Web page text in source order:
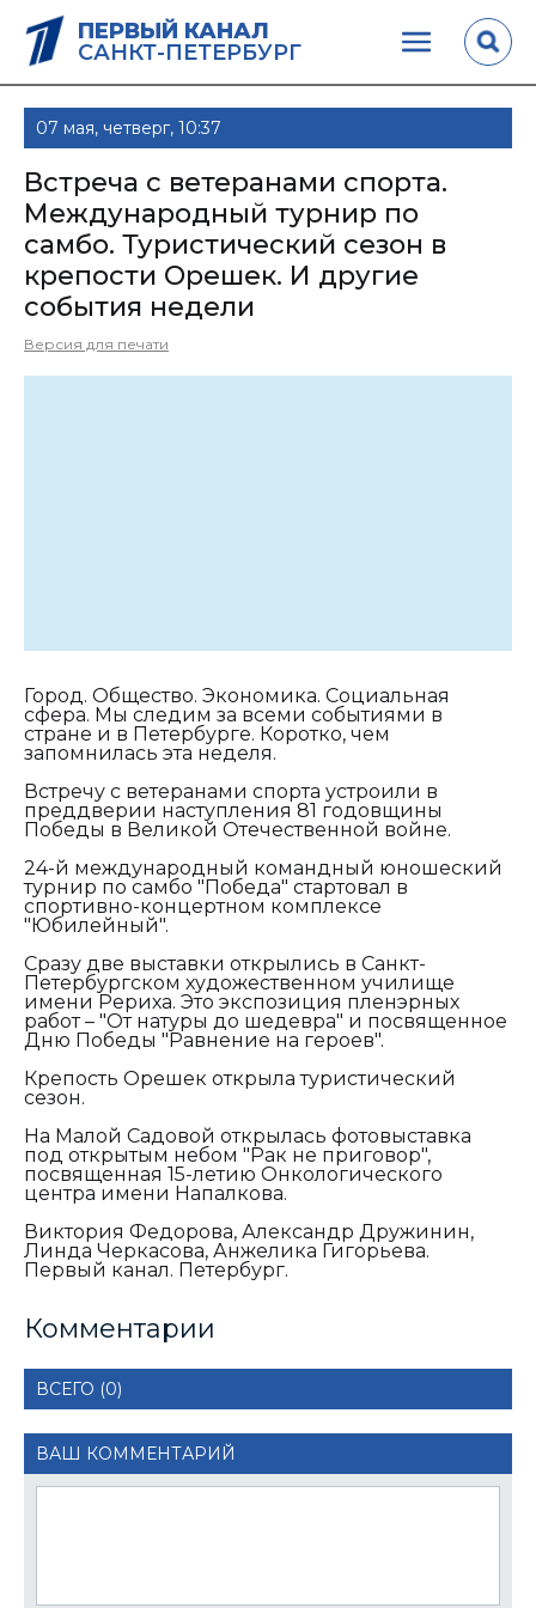
ПЕРВЫЙ КАНАЛ
САНКТ-ПЕТЕРБУРГ
07 мая, четверг, 10:37
Встреча с ветеранами спорта.
Международный турнир по
самбо. Туристический сезон в
крепости Орешек. И другие
события недели
Версия для печати
Город. Общество. Экономика. Социальная
сфера. Мы следим за всеми событиями в
стране и в Петербурге. Коротко, чем
запомнилась эта неделя.
Встречу с ветеранами спорта устроили в
преддверии наступления 81 годовщины
Победы в Великой Отечественной войне.
24-й международный командный юношеский
турнир по самбо "Победа" стартовал в
спортивно-концертном комплексе
"Юбилейный".
Сразу две выставки открылись в Санкт-
Петербургском художественном училище
имени Рериха. Это экспозиция пленэрных
работ – "От натуры до шедевра" и посвященное
Дню Победы "Равнение на героев".
Крепость Орешек открыла туристический
сезон.
На Малой Садовой открылась фотовыставка
под открытым небом "Рак не приговор",
посвященная 15-летию Онкологического
центра имени Напалкова.
Виктория Федорова, Александр Дружинин,
Линда Черкасова, Анжелика Гигорьева.
Первый канал. Петербург.
Комментарии
ВСЕГО (0)
ВАШ КОММЕНТАРИЙ